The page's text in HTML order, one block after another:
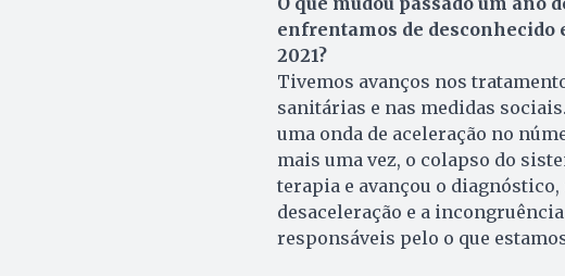
enfrentamos de desconhecido
2021?
Tivemos avanços nos
sanitárias e nas medidas
uma onda de aceleração no
mais uma vez, o colapso do
terapia e avançou o
desaceleração e a
responsáveis pelo o que